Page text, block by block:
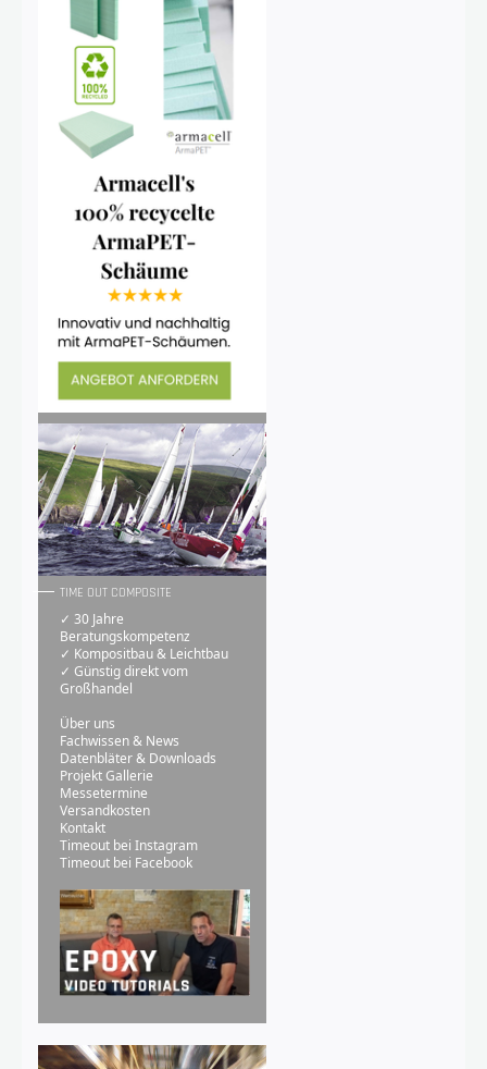
TIME OUT COMPOSITE
✓ 30 Jahre
Beratungskompetenz
✓ Kompositbau & Leichtbau
✓ Günstig direkt vom
Großhandel
Über uns
Fachwissen & News
Datenbläter & Downloads
Projekt Gallerie
Messetermine
Versandkosten
Kontakt
Timeout bei Instagram
Timeout bei Facebook